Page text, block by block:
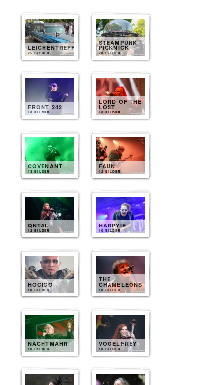
LEICHENTREFF
25 BILDER
STEAMPUNK
PICKNICK
20 BILDER
FRONT 242
15 BILDER
LORD OF THE
LOST
15 BILDER
COVENANT
13 BILDER
FAUN
12 BILDER
QNTAL
12 BILDER
HARPYIE
10 BILDER
HOCICO
10 BILDER
THE
CHAMELEONS
10 BILDER
NACHTMAHR
10 BILDER
VOGELFREY
10 BILDER